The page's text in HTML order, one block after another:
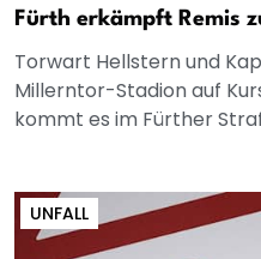
Fürth erkämpft Remis
Torwart Hellstern und
Millerntor-Stadion auf
kommt es im Fürther
UNFALL